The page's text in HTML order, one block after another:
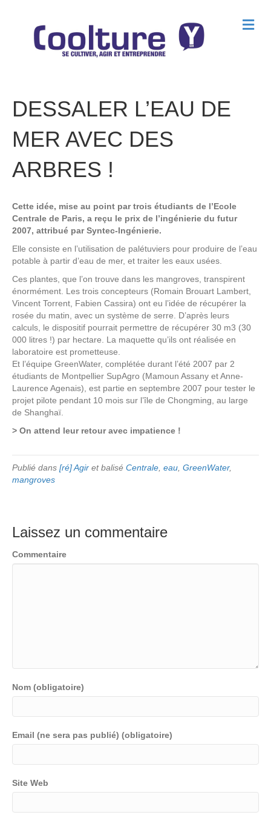
M
e
DESSALER L’EAU DE
MER AVEC DES
ARBRES !
Cette idée, mise au point par trois étudiants de l’Ecole
Centrale de Paris, a reçu le prix de l’ingénierie du futur
2007, attribué par Syntec-Ingénierie.
Elle consiste en l’utilisation de palétuviers pour produire de l’eau
potable à partir d’eau de mer, et traiter les eaux usées.
Ces plantes, que l’on trouve dans les mangroves, transpirent
énormément. Les trois concepteurs (Romain Brouart Lambert,
Vincent Torrent, Fabien Cassira) ont eu l’idée de récupérer la
rosée du matin, avec un système de serre. D’après leurs
calculs, le dispositif pourrait permettre de récupérer 30 m3 (30
000 litres !) par hectare. La maquette qu’ils ont réalisée en
laboratoire est prometteuse.
Et l’équipe GreenWater, complétée durant l’été 2007 par 2
étudiants de Montpellier SupAgro (Mamoun Assany et Anne-
Laurence Agenais), est partie en septembre 2007 pour tester le
projet pilote pendant 10 mois sur l’île de Chongming, au large
de Shanghaï.
> On attend leur retour avec impatience !
Publié dans [ré] Agir et balisé Centrale eau GreenWater,
mangroves
Laissez un commentaire
Commentaire
Nom (obligatoire)
Email (ne sera pas publié) (obligatoire)
Site Web